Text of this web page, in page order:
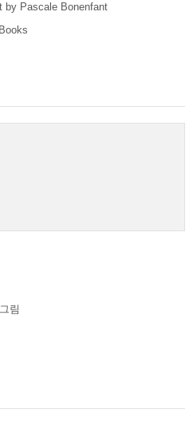
by Pascale Bonenfant
림